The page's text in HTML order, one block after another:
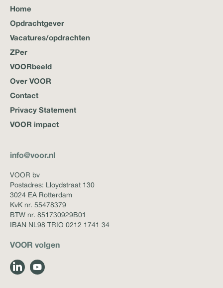
Home
Opdrachtgever
Vacatures/opdrachten
ZPer
VOORbeeld
Over VOOR
Contact
Privacy Statement
VOOR impact
info@voor.nl
VOOR bv
Postadres: Lloydstraat 130
3024 EA Rotterdam
KvK nr. 55478379
BTW nr. 851730929B01
IBAN NL98 TRIO 0212 1741 34
VOOR volgen